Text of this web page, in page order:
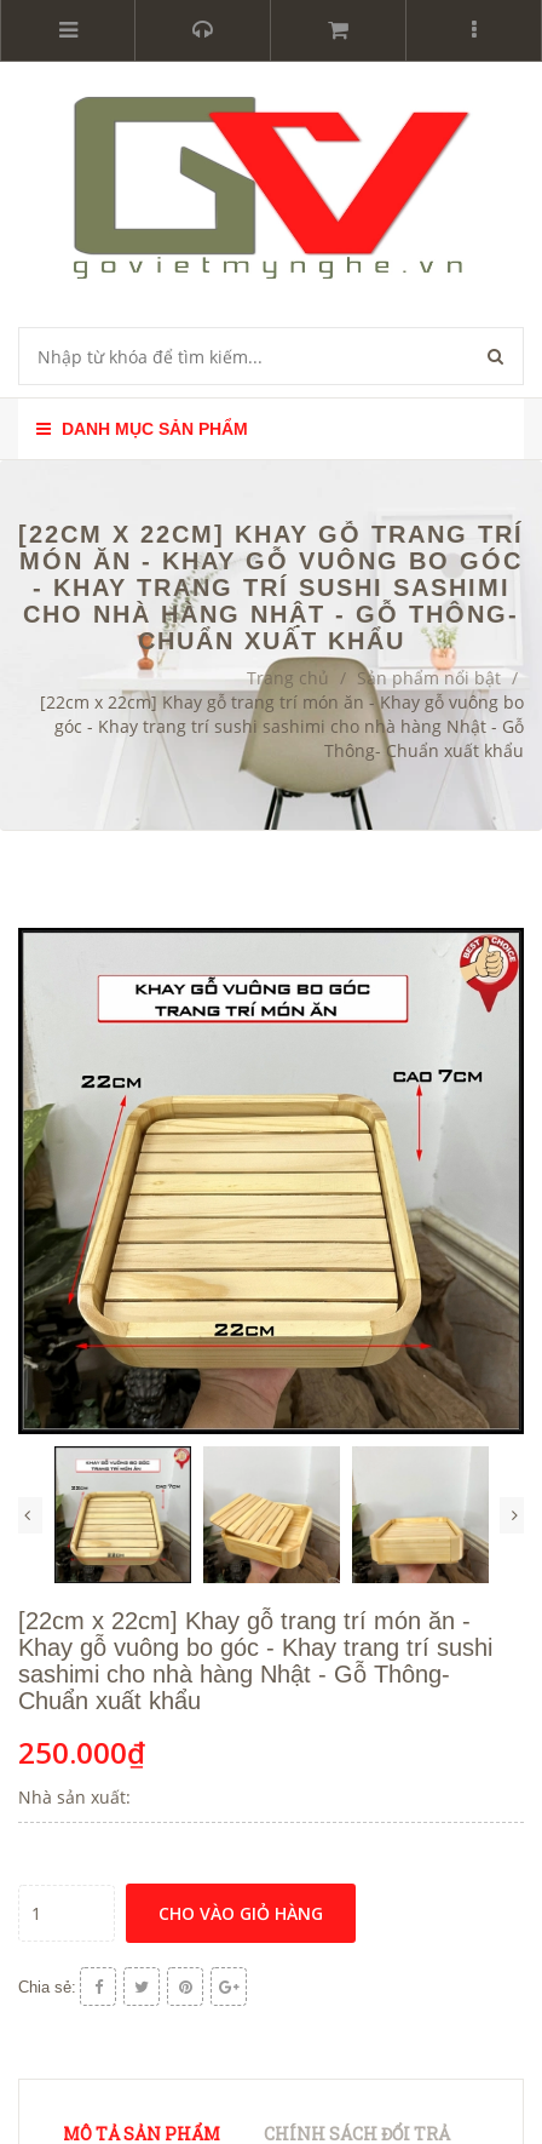
DANH MỤC SẢN PHẨM
[22CM X 22CM] KHAY GỖ TRANG TRÍ
MÓN ĂN - KHAY GỖ VUÔNG BO GÓC
- KHAY TRANG TRÍ SUSHI SASHIMI
CHO NHÀ HÀNG NHẬT - GỖ THÔNG-
CHUẨN XUẤT KHẨU
Trang chủ / Sản phẩm nổi bật /
[22cm x 22cm] Khay gỗ trang trí món ăn - Khay gỗ vuông bo
góc - Khay trang trí sushi sashimi cho nhà hàng Nhật - Gỗ
Thông- Chuẩn xuất khẩu
[22cm x 22cm] Khay gỗ trang trí món ăn -
Khay gỗ vuông bo góc - Khay trang trí sushi
sashimi cho nhà hàng Nhật - Gỗ Thông-
Chuẩn xuất khẩu
250.000₫
Nhà sản xuất:
CHO VÀO GIỎ HÀNG
Chia sẻ:
MÔ TẢ SẢN PHẨM
CHÍNH SÁCH ĐỔI TRẢ